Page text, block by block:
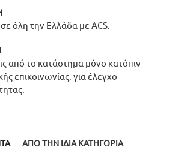
όλη την Ελλάδα με ACS.
από το κατάστημα μόνο κατόπιν
επικοινωνίας, για έλεγχο
ΑΠΌ ΤΗΝ ΊΔΙΑ ΚΑΤΗΓΟΡΊΑ